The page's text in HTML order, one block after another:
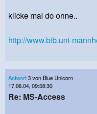
klicke mal do onne..
http://www.bib.uni-
Antwort3 von Blue Unicorn
17.06.04, 09:58:30
Re: MS-Access